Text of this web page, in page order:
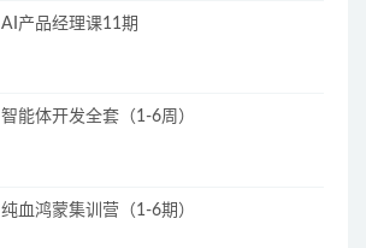
AI产品经理课11期
智能体开发全套（1-6周）
纯血鸿蒙集训营（1-6期）